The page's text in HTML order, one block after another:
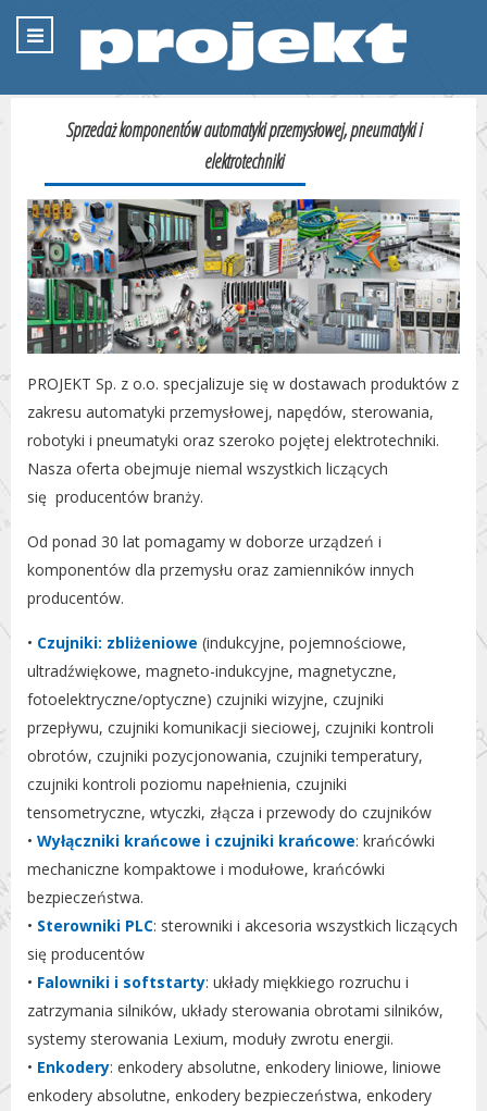
Sprzedaż komponentów automatyki przemysłowej, pneumatyki i
elektrotechniki
PROJEKT Sp. z o.o. specjalizuje się w dostawach produktów z
zakresu automatyki przemysłowej, napędów, sterowania,
robotyki i pneumatyki oraz szeroko pojętej elektrotechniki.
Nasza oferta obejmuje niemal wszystkich liczących
się producentów branży.
Od ponad 30 lat pomagamy w doborze urządzeń i
komponentów dla przemysłu oraz zamienników innych
producentów.
• Czujniki: zbliżeniowe (indukcyjne, pojemnościowe,
ultradźwiękowe, magneto-indukcyjne, magnetyczne,
fotoelektryczne/optyczne) czujniki wizyjne, czujniki
przepływu, czujniki komunikacji sieciowej, czujniki kontroli
obrotów, czujniki pozycjonowania, czujniki temperatury,
czujniki kontroli poziomu napełnienia, czujniki
tensometryczne, wtyczki, złącza i przewody do czujników
• Wyłączniki krańcowe i czujniki krańcowe: krańcówki
mechaniczne kompaktowe i modułowe, krańcówki
bezpieczeństwa.
• Sterowniki PLC: sterowniki i akcesoria wszystkich liczących
się producentów
• Falowniki i softstarty: układy miękkiego rozruchu i
zatrzymania silników, układy sterowania obrotami silników,
systemy sterowania Lexium, moduły zwrotu energii.
• Enkodery: enkodery absolutne, enkodery liniowe, liniowe
enkodery absolutne, enkodery bezpieczeństwa, enkodery